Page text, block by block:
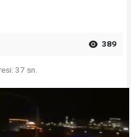
389
37 sn.